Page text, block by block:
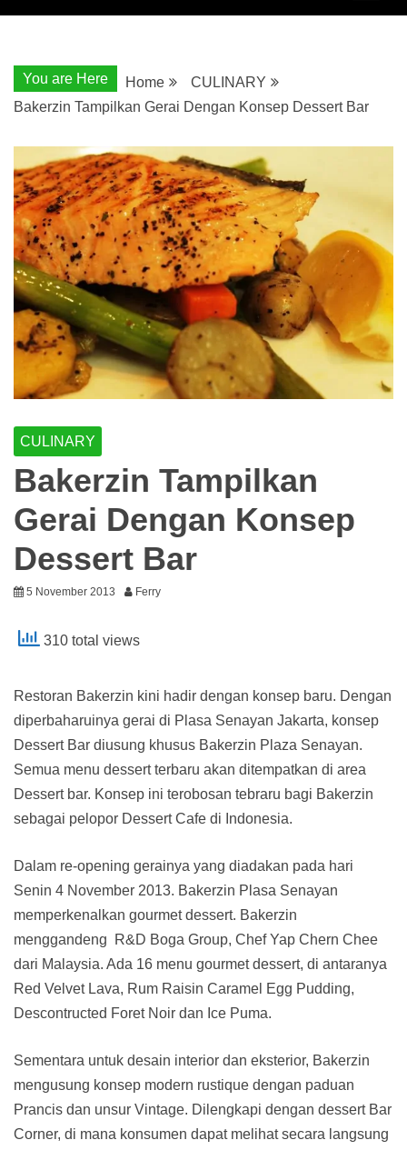
You are Here Home
CULINARY
Bakerzin Tampilkan Gerai Dengan Konsep Dessert Bar
CULINARY
Bakerzin Tampilkan
Gerai Dengan Konsep
Dessert Bar
5 November 2013 Ferry
310 total views
Restoran Bakerzin kini hadir dengan konsep baru. Dengan
diperbaharuinya gerai di Plasa Senayan Jakarta, konsep
Dessert Bar diusung khusus Bakerzin Plaza Senayan.
Semua menu dessert terbaru akan ditempatkan di area
Dessert bar. Konsep ini terobosan tebraru bagi Bakerzin
sebagai pelopor Dessert Cafe di Indonesia.
Dalam re-opening gerainya yang diadakan pada hari
Senin 4 November 2013. Bakerzin Plasa Senayan
memperkenalkan gourmet dessert. Bakerzin
menggandeng R&D Boga Group, Chef Yap Chern Chee
dari Malaysia. Ada 16 menu gourmet dessert, di antaranya
Red Velvet Lava, Rum Raisin Caramel Egg Pudding,
Descontructed Foret Noir dan Ice Puma.
Sementara untuk desain interior dan eksterior, Bakerzin
mengusung konsep modern rustique dengan paduan
Prancis dan unsur Vintage. Dilengkapi dengan dessert Bar
Corner, di mana konsumen dapat melihat secara langsung